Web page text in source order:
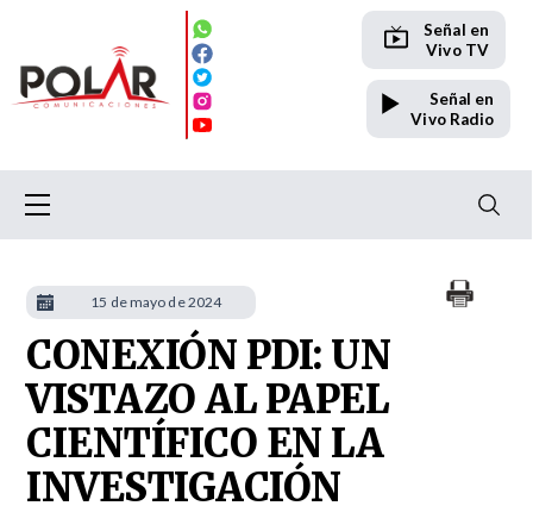
Señal en
Vivo TV
Señal en
Vivo Radio
CONEXIÓN PDI: UN
VISTAZO AL PAPEL
CIENTÍFICO EN LA
INVESTIGACIÓN
15 de mayo de 2024